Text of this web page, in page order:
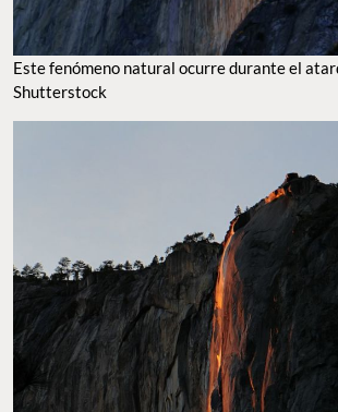
Este fenómeno natural ocurre durante el
Shutterstock